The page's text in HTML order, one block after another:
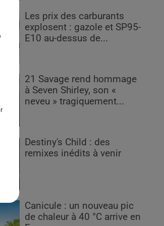
Les prix des carburants
explosent : gazole et SP95-
E10 au-dessus de...
21 Savage rend hommage
à Seven Shirley, son «
neveu » tragiquement...
Destiny's Child : des
remixes inédits à venir
Canicule : un nouveau pic
de chaleur à 40 °C arrive en